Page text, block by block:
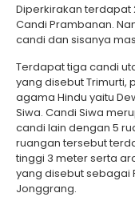
Diperkirakan terdapat
Candi Prambanan.
candi dan sisanya
Terdapat tiga candi
yang disebut
agama Hindu yaitu
Siwa. Candi Siwa
candi lain dengan 5
ruangan tersebut
tinggi 3 meter serta
yang disebut sebagai
Jonggrang.